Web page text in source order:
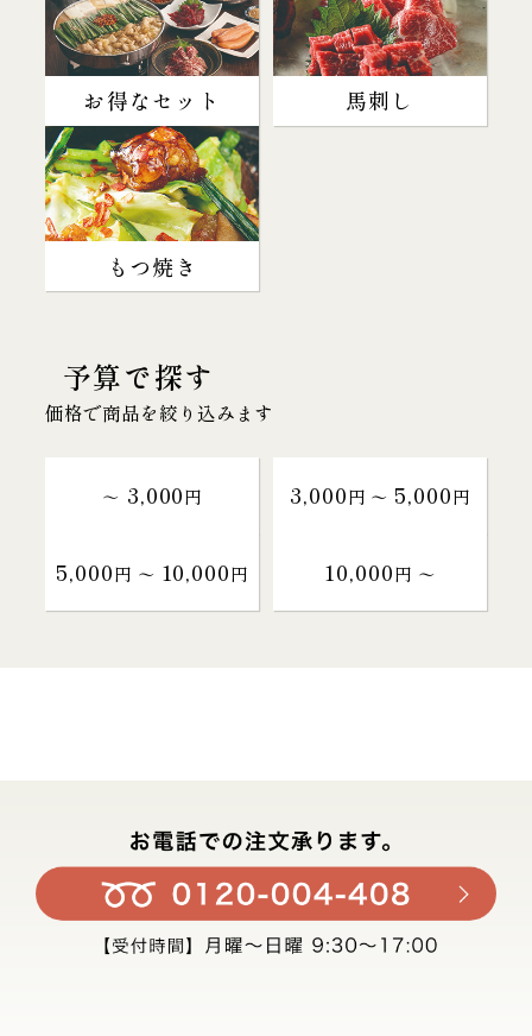
お得なセット 馬刺し
もつ焼き
予算で探す
価格で商品を絞り込みます
～ 3,000円 3,000円 〜 5,000円
5,000円 〜 10,000円 10,000円 〜